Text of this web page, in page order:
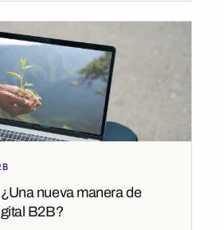
nueva manera de
B2B?